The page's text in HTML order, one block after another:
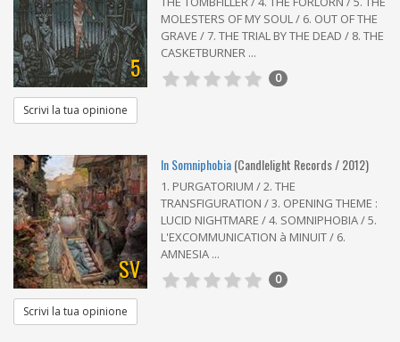
5
MOLESTERS OF MY SOUL / 6. OUT OF THE
GRAVE / 7. THE TRIAL BY THE DEAD / 8. THE
CASKETBURNER ...
0
Scrivi la tua opinione
SV
In Somniphobia(Candlelight Records / 2012)
1. PURGATORIUM / 2. THE
TRANSFIGURATION / 3. OPENING THEME :
LUCID NIGHTMARE / 4. SOMNIPHOBIA / 5.
L'EXCOMMUNICATION à MINUIT / 6.
AMNESIA ...
0
Scrivi la tua opinione